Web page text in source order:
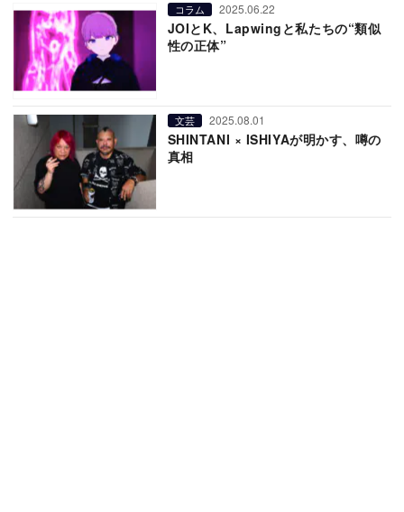
コラム 2025.06.22
JOIとK、Lapwingと私たちの“類似
性の正体”
文芸 2025.08.01
SHINTANI × ISHIYAが明かす、噂の
真相